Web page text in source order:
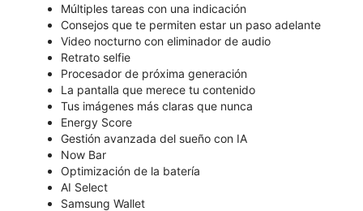
Múltiples tareas con una indicación
Consejos que te permiten estar un paso adelante
Video nocturno con eliminador de audio
Retrato selfie
Procesador de próxima generación
La pantalla que merece tu contenido
Tus imágenes más claras que nunca
Energy Score
Gestión avanzada del sueño con IA
Now Bar
Optimización de la batería
AI Select
Samsung Wallet